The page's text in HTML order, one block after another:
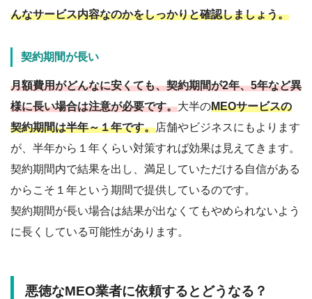
んなサービス内容なのかをしっかりと確認しましょう。
契約期間が長い
月額費用がどんなに安くても、契約期間が2年、5年など異
様に長い場合は注意が必要です。大半のMEOサービスの
契約期間は半年～１年です。店舗やビジネスにもよります
が、半年から１年くらい対策すれば効果は見えてきます。
契約期間内で結果を出し、満足していただける自信がある
からこそ１年という期間で提供しているのです。
契約期間が長い場合は結果が出なくてもやめられないよう
に長くしている可能性があります。
悪徳なMEO業者に依頼するとどうなる？